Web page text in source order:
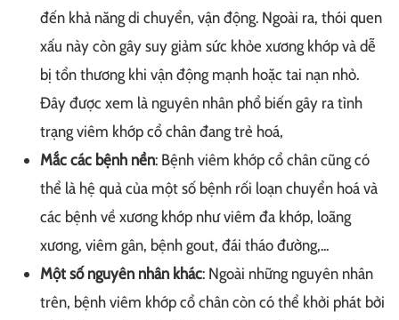
đến khả năng di chuyển, vận động. Ngoài ra, thói quen
xấu này còn gây suy giảm sức khỏe xương khớp và dễ
bị tổn thương khi vận động mạnh hoặc tai nạn nhỏ.
Đây được xem là nguyên nhân phổ biến gây ra tình
trạng viêm khớp cổ chân đang trẻ hoá,
Mắc các bệnh nền: Bệnh viêm khớp cổ chân cũng có
thể là hệ quả của một số bệnh rối loạn chuyển hoá và
các bệnh về xương khớp như viêm đa khớp, loãng
xương, viêm gân, bệnh gout, đái tháo đường,...
Một số nguyên nhân khác: Ngoài những nguyên nhân
trên, bệnh viêm khớp cổ chân còn có thể khởi phát bởi